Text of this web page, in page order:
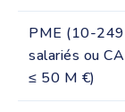
PME (10-249
salariés ou CA
≤ 50 M €)